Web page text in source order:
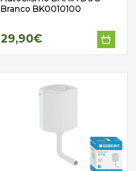
Branco BK0010100
29,90€